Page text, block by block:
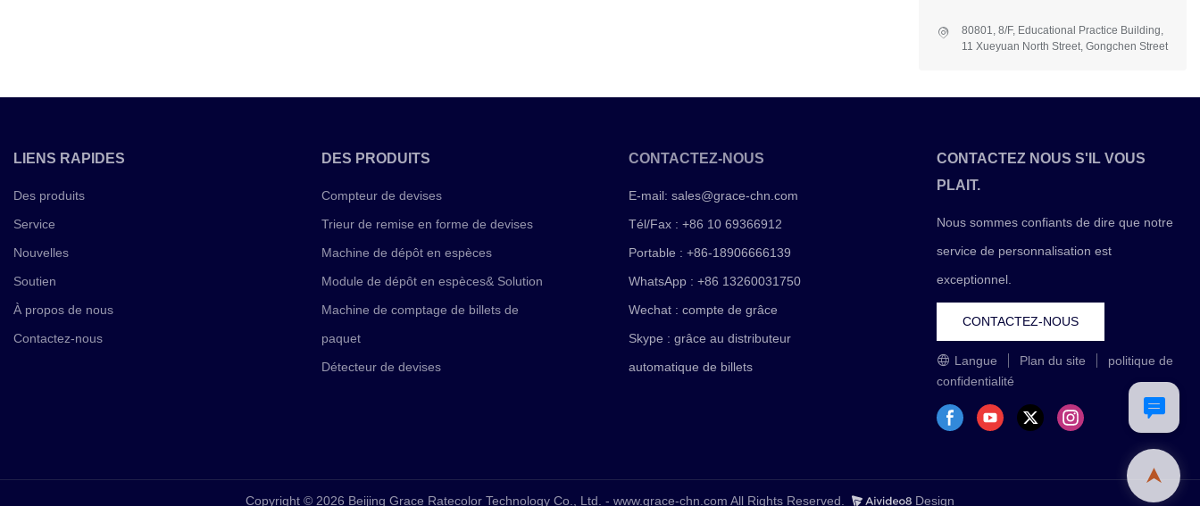
80801, 8/F, Educational Practice Building,
11 Xueyuan North Street, Gongchen Street
LIENS RAPIDES
Des produits
Service
Nouvelles
Soutien
À propos de nous
Contactez-nous
DES PRODUITS
Compteur de devises
Trieur de remise en forme de devises
Machine de dépôt en espèces
Module de dépôt en espèces& Solution
Machine de comptage de billets de
paquet
Détecteur de devises
CONTACTEZ-NOUS
E-mail:sales@grace-chn.com
Tél/Fax : +86 10 69366912
Portable : +86-18906666139
WhatsApp : +86 13260031750
Wechat : compte de grâce
Skype : grâce au distributeur
automatique de billets
CONTACTEZ NOUS S'IL VOUS
PLAIT.
Nous sommes confiants de dire que notre
service de personnalisation est
exceptionnel.
CONTACTEZ-NOUS
Langue Plan du site
politique de
confidentialité
Copyright © 2026 Beijing Grace Ratecolor Technology Co., Ltd. - www.grace-chn.com All Rights Reserved. Design